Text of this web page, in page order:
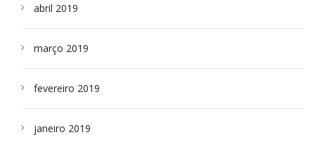
abril 2019
março 2019
fevereiro 2019
janeiro 2019